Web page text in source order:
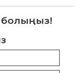
болыңыз!